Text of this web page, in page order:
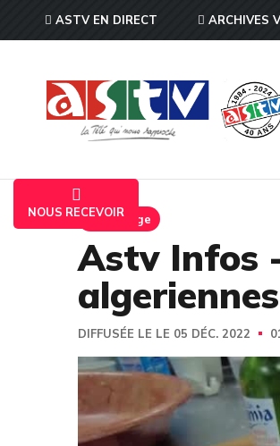
ASTV EN DIRECT ARCHIVES
NOUS RECEVOIR
Reportage
Astv Infos
algeriennes
DIFFUSÉE LE LE 05 DÉC. 2022